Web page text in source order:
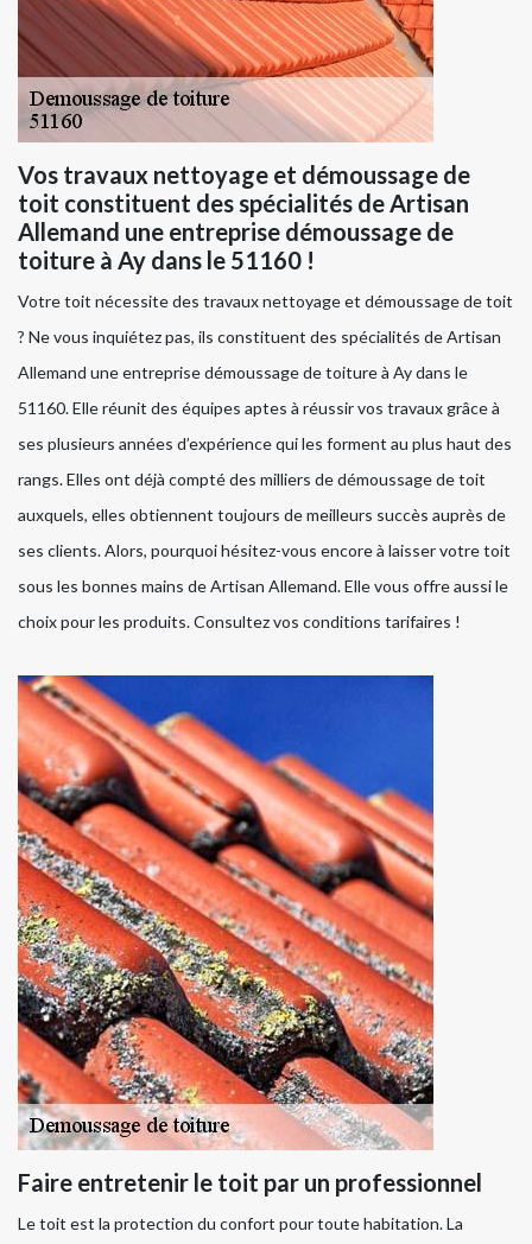
Vos travaux nettoyage et démoussage de
toit constituent des spécialités de Artisan
Allemand une entreprise démoussage de
toiture à Ay dans le 51160 !
Votre toit nécessite des travaux nettoyage et démoussage de toit
? Ne vous inquiétez pas, ils constituent des spécialités de Artisan
Allemand une entreprise démoussage de toiture à Ay dans le
51160. Elle réunit des équipes aptes à réussir vos travaux grâce à
ses plusieurs années d’expérience qui les forment au plus haut des
rangs. Elles ont déjà compté des milliers de démoussage de toit
auxquels, elles obtiennent toujours de meilleurs succès auprès de
ses clients. Alors, pourquoi hésitez-vous encore à laisser votre toit
sous les bonnes mains de Artisan Allemand. Elle vous offre aussi le
choix pour les produits. Consultez vos conditions tarifaires !
Faire entretenir le toit par un professionnel
Le toit est la protection du confort pour toute habitation. La